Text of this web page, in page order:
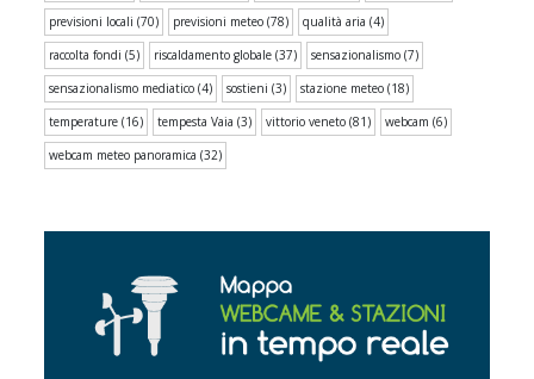
previsioni locali (70) previsioni meteo (78) qualità aria (4)
raccolta fondi (5) riscaldamento globale (37) sensazionalismo (7)
sensazionalismo mediatico (4) sostieni (3) stazione meteo (18)
temperature (16) tempesta Vaia (3) vittorio veneto (81) webcam (6)
webcam meteo panoramica (32)